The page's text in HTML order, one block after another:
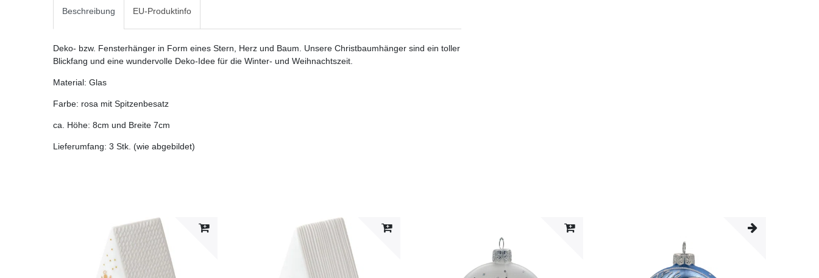
Beschreibung EU-Produktinfo
Deko- bzw. Fensterhänger in Form eines Stern, Herz und Baum. Unsere Christbaumhänger sind ein toller
Blickfang und eine wundervolle Deko-Idee für die Winter- und Weihnachtszeit.
Material: Glas
Farbe: rosa mit Spitzenbesatz
ca. Höhe: 8cm und Breite 7cm
Lieferumfang: 3 Stk. (wie abgebildet)